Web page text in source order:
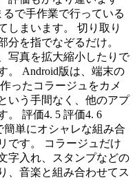
るで手作業で行っている
しまいます。 切り取り
分を指でなぞるだけ。
写真を拡大縮小したりで
。 Android版は、端末の
ったコラージュをカメ
いう手間なく、他のアプ
。 評価4. 5 評価4. 6
簡単にオシャレな組み合
です。 コラージュだけ
字入れ、スタンプなどの
、音楽と組み合わせてス